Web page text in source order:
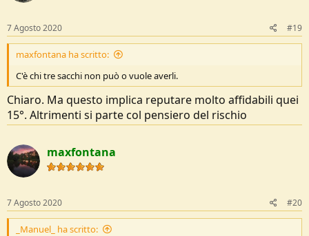
s
:
7 Agosto 2020 #19
maxfontana ha scritto:
C'è chi tre sacchi non può o vuole averli.
Chiaro. Ma questo implica reputare molto affidabili quei
15°. Altrimenti si parte col pensiero del rischio
maxfontana
7 Agosto 2020 #20
_Manuel_ ha scritto: